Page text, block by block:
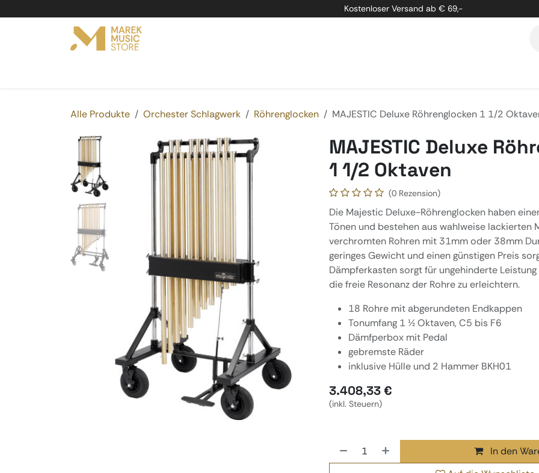
Kostenloser Versand ab € 69,-
Alle Produkte Orchester Schlagwerk Röhrenglocken MAJESTIC Deluxe Röhrenglocken 1 1/2
MAJESTIC Deluxe
1 1/2 Oktaven
(0 Rezension)
Die Majestic Deluxe-Röhrenglocken haben
Tönen und bestehen aus wahlweise lackierten
verchromten Rohren mit 31mm oder 38mm
geringes Gewicht und einen günstigen Preis
Dämpferkasten sorgt für ungehinderte
die freie Resonanz der Rohre zu erleichtern.
18 Rohre mit abgerundeten Endkappen
Tonumfang 1 ½ Oktaven, C5 bis F6
Dämfperbox mit Pedal
gebremste Räder
inklusive Hülle und 2 Hammer BKH01
3.408,33€
(inkl. Steuern)
In den